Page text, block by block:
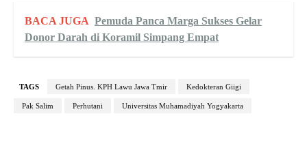
BACA JUGA Pemuda Panca Marga Sukses Gelar
Donor Darah di Koramil Simpang Empat
TAGS Getah Pinus. KPH Lawu Jawa Tmir Kedokteran Giigi
Pak Salim Perhutani Universitas Muhamadiyah Yogyakarta